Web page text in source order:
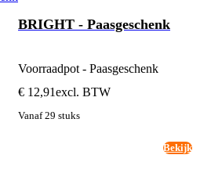
BRIGHT - Paasgeschenk
Voorraadpot - Paasgeschenk
€ 12,91excl. BTW
Vanaf 29 stuks
Bekijk